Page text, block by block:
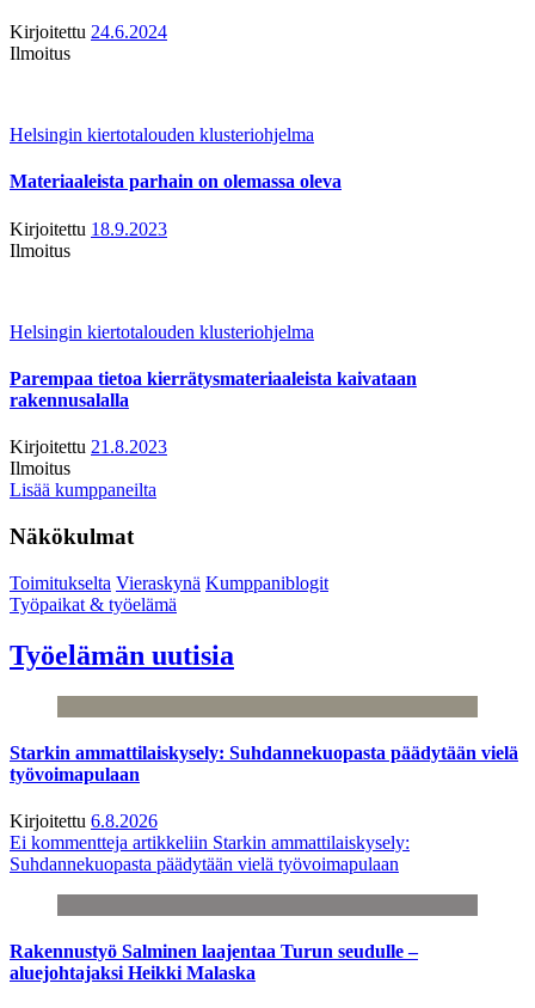
Kirjoitettu 24.6.2024
Ilmoitus
Helsingin kiertotalouden klusteriohjelma
Materiaaleista parhain on olemassa oleva
Kirjoitettu 18.9.2023
Ilmoitus
Helsingin kiertotalouden klusteriohjelma
Parempaa tietoa kierrätysmateriaaleista kaivataan
rakennusalalla
Kirjoitettu 21.8.2023
Ilmoitus
Lisää kumppaneilta
Näkökulmat
Toimitukselta Vieraskynä Kumppaniblogit
Työpaikat & työelämä
Työelämän uutisia
Starkin ammattilaiskysely: Suhdannekuopasta päädytään vielä
työvoimapulaan
Kirjoitettu 6.8.2026
Ei kommentteja artikkeliin Starkin ammattilaiskysely:
Suhdannekuopasta päädytään vielä työvoimapulaan
Rakennustyö Salminen laajentaa Turun seudulle –
aluejohtajaksi Heikki Malaska